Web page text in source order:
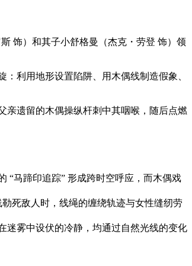
饰）和其子小舒格曼（杰克・劳登 饰）领
利用地形设置陷阱、用木偶线制造假象、
亲遗留的木偶操纵杆刺中其咽喉，随后点燃
“马蹄印追踪” 形成跨时空呼应，而木偶戏
死敌人时，线绳的缠绕轨迹与女性缝纫劳
雾中设伏的冷静，均通过自然光线的变化